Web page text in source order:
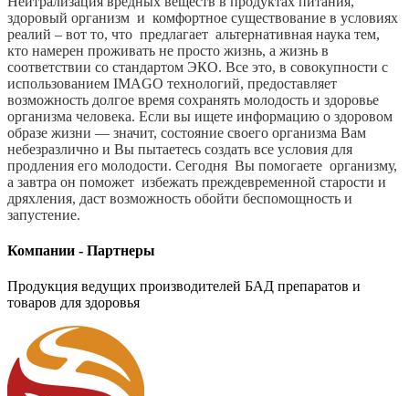
здоровый организм и комфортное существование в условиях
реалий – вот то, что предлагает альтернативная наука тем,
кто намерен проживать не просто жизнь, а жизнь в
соответствии со стандартом ЭКО. Все это, в совокупности с
использованием IMAGO технологий, предоставляет
возможность долгое время сохранять молодость и здоровье
организма человека. Если вы ищете информацию о здоровом
образе жизни — значит, состояние своего организма Вам
небезразлично и Вы пытаетесь создать все условия для
продления его молодости. Сегодня Вы помогаете организму,
а завтра он поможет избежать преждевременной старости и
дряхления, даст возможность обойти беспомощность и
запустение.
Компании - Партнеры
Продукция ведущих производителей БАД препаратов и
товаров для здоровья